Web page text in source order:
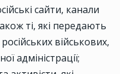
сайти, канали
ті, які передають
військових,
адміністрації;